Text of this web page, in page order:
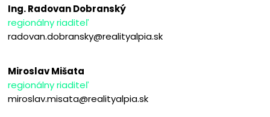
Ing. Radovan Dobranský
regionálny riaditeľ
radovan.dobransky@realityalpia.sk
Miroslav Mišata
regionálny riaditeľ
miroslav.misata@realityalpia.sk